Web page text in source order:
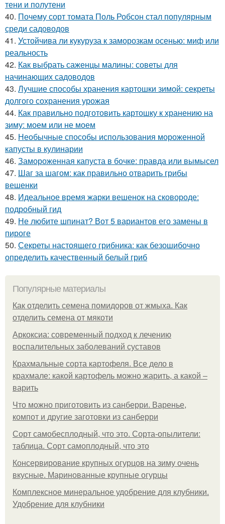
тени и полутени
40. Почему сорт томата Поль Робсон стал популярным
среди садоводов
41. Устойчива ли кукуруза к заморозкам осенью: миф или
реальность
42. Как выбрать саженцы малины: советы для
начинающих садоводов
43. Лучшие способы хранения картошки зимой: секреты
долгого сохранения урожая
44. Как правильно подготовить картошку к хранению на
зиму: моем или не моем
45. Необычные способы использования мороженной
капусты в кулинарии
46. Замороженная капуста в бочке: правда или вымысел
47. Шаг за шагом: как правильно отварить грибы
вешенки
48. Идеальное время жарки вешенок на сковороде:
подробный гид
49. Не любите шпинат? Вот 5 вариантов его замены в
пироге
50. Секреты настоящего грибника: как безошибочно
определить качественный белый гриб
Популярные материалы
Как отделить семена помидоров от жмыха. Как
отделить семена от мякоти
Аркоксиа: современный подход к лечению
воспалительных заболеваний суставов
Крахмальные сорта картофеля. Все дело в
крахмале: какой картофель можно жарить, а какой –
варить
Что можно приготовить из санберри. Варенье,
компот и другие заготовки из санберри
Сорт самобесплодный, что это. Сорта-опылители:
таблица. Сорт самоплодный, что это
Консервирование крупных огурцов на зиму очень
вкусные. Маринованные крупные огурцы
Комплексное минеральное удобрение для клубники.
Удобрение для клубники